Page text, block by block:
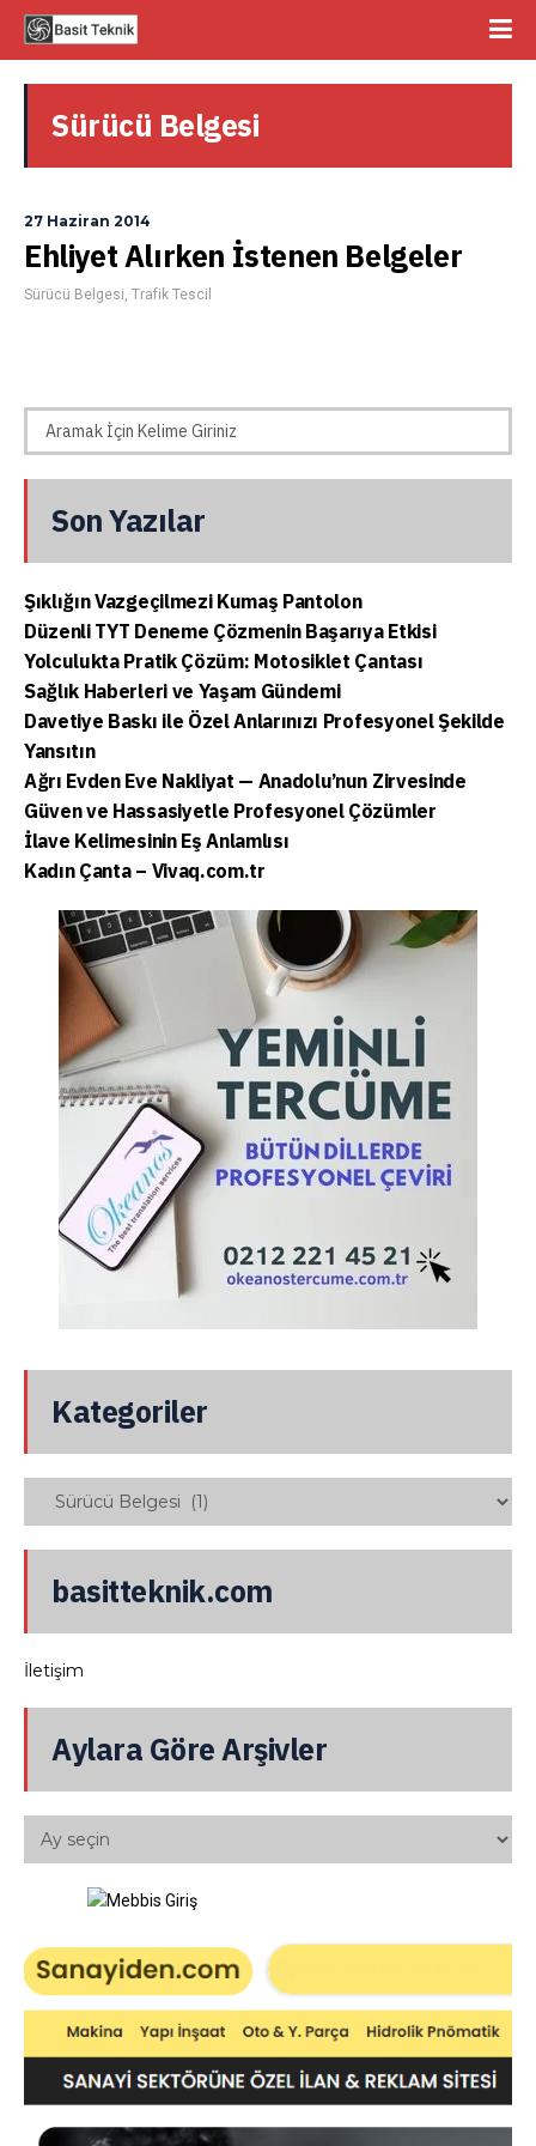
Sürücü Belgesi
27 Haziran 2014
Ehliyet Alırken İstenen Belgeler
Sürücü Belgesi, Trafik Tescil
Son Yazılar
Şıklığın Vazgeçilmezi Kumaş Pantolon
Düzenli TYT Deneme Çözmenin Başarıya Etkisi
Yolculukta Pratik Çözüm: Motosiklet Çantası
Sağlık Haberleri ve Yaşam Gündemi
Davetiye Baskı ile Özel Anlarınızı Profesyonel Şekilde
Yansıtın
Ağrı Evden Eve Nakliyat — Anadolu’nun Zirvesinde
Güven ve Hassasiyetle Profesyonel Çözümler
İlave Kelimesinin Eş Anlamlısı
Kadın Çanta – Vivaq.com.tr
Kategoriler
basitteknik.com
İletişim
Aylara Göre Arşivler